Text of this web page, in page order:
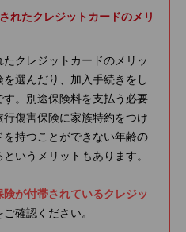
れたクレジットカードのメリ
クレジットカードのメリッ
を選んだり、加入手続きをし
。別途保険料を支払う必要
傷害保険に家族特約をつけ
持つことができない年齢の
いうメリットもあります。
険が付帯されているクレジッ
ご確認ください。